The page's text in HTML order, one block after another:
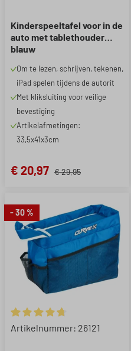
Kinderspeeltafel voor in de
auto met tablethouder
blauw
Om te lezen, schrijven, tekenen,
iPad spelen tijdens de autorit
Met kliksluiting voor veilige
bevestiging
Artikelafmetingen:
33,5x41x3cm
€ 20,97 € 29,95
- 30 %
Gemiddelde waardering van
Artikelnummer: 26121